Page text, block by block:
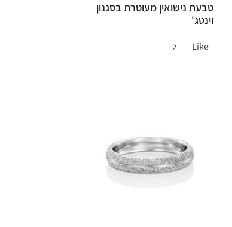
טבעת נישואין מעוטרת בסגנון
וינטג'
Like
2